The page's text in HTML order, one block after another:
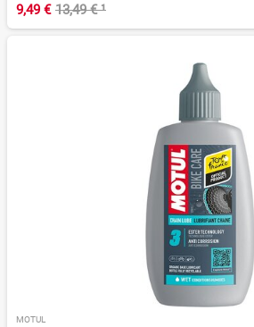
9,49 € 13,49 €¹
MOTUL